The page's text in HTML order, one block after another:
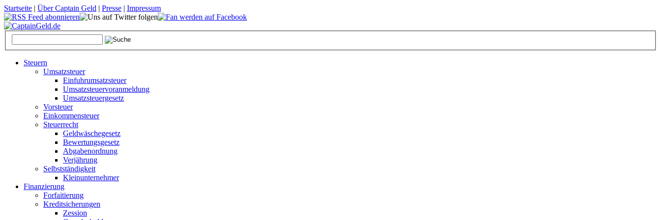
Startseite | Über Captain Geld | Presse | Impressum
Steuern
Umsatzsteuer
Einfuhrumsatzsteuer
Umsatzsteuervoranmeldung
Umsatzsteuergesetz
Vorsteuer
Einkommensteuer
Steuerrecht
Geldwäschegesetz
Bewertungsgesetz
Abgabenordnung
Verjährung
Selbstständigkeit
Kleinunternehmer
Finanzierung
Forfaitierung
Kreditsicherungen
Zession